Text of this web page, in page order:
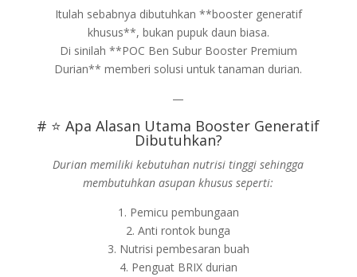
Itulah sebabnya dibutuhkan **booster generatif
khusus**, bukan pupuk daun biasa.
Di sinilah **POC Ben Subur Booster Premium
Durian** memberi solusi untuk tanaman durian.
—
# ⭐ Apa Alasan Utama Booster Generatif
Dibutuhkan?
Durian memiliki kebutuhan nutrisi tinggi sehingga
membutuhkan asupan khusus seperti:
1. Pemicu pembungaan
2. Anti rontok bunga
3. Nutrisi pembesaran buah
4. Penguat BRIX durian